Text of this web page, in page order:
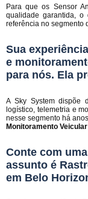
Para que os Sensor
qualidade garantida, o
referência no segmento
Sua
e
para nós. Ela
A Sky System dispõe
logístico, telemetria e
nesse segmento há
Monitoramento
Conte com
assunto é
em Belo